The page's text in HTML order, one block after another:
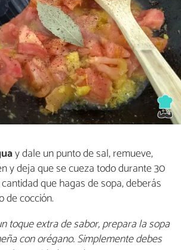
y dale un punto de sal, remueve,
y deja que se cueza todo durante 30
que hagas de sopa, deberás
de cocción.
toque extra de sabor, prepara la sopa
con orégano. Simplemente debes